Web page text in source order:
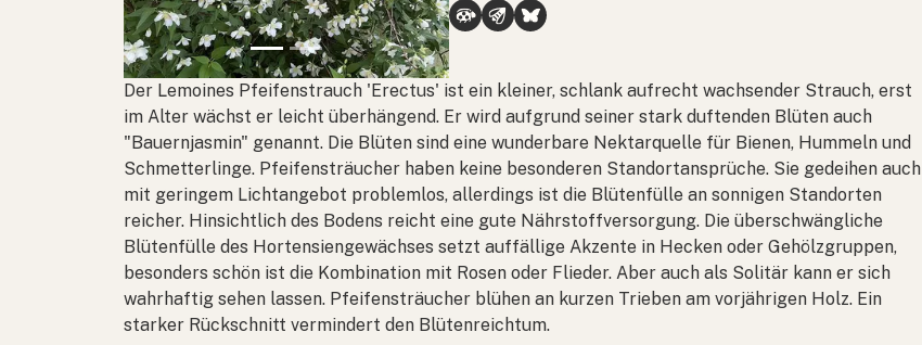
Der Lemoines Pfeifenstrauch 'Erectus' ist ein kleiner, schlank aufrecht wachsender Strauch, erst
im Alter wächst er leicht überhängend. Er wird aufgrund seiner stark duftenden Blüten auch
"Bauernjasmin" genannt. Die Blüten sind eine wunderbare Nektarquelle für Bienen, Hummeln und
Schmetterlinge. Pfeifensträucher haben keine besonderen Standortansprüche. Sie gedeihen auch
mit geringem Lichtangebot problemlos, allerdings ist die Blütenfülle an sonnigen Standorten
reicher. Hinsichtlich des Bodens reicht eine gute Nährstoffversorgung. Die überschwängliche
Blütenfülle des Hortensiengewächses setzt auffällige Akzente in Hecken oder Gehölzgruppen,
besonders schön ist die Kombination mit Rosen oder Flieder. Aber auch als Solitär kann er sich
wahrhaftig sehen lassen. Pfeifensträucher blühen an kurzen Trieben am vorjährigen Holz. Ein
starker Rückschnitt vermindert den Blütenreichtum.